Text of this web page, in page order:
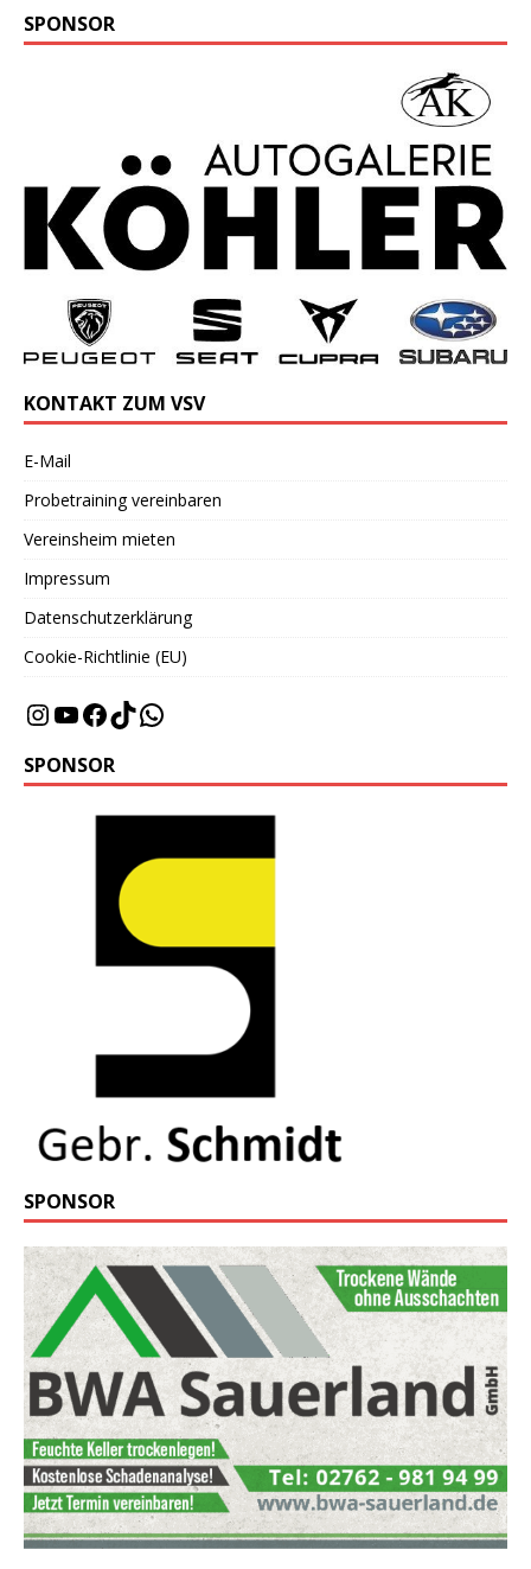
SPONSOR
KONTAKT ZUM VSV
E-Mail
Probetraining vereinbaren
Vereinsheim mieten
Impressum
Datenschutzerklärung
Cookie-Richtlinie (EU)
SPONSOR
SPONSOR